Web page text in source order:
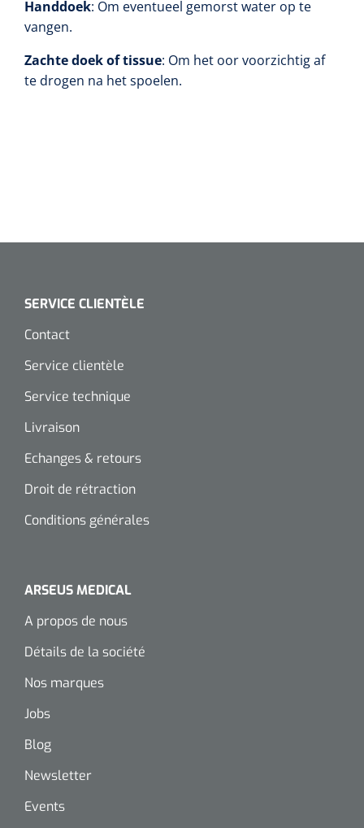
Handdoek: Om eventueel gemorst water op te
vangen.
Zachte doek of tissue: Om het oor voorzichtig af
te drogen na het spoelen.
SERVICE CLIENTÈLE
Contact
Service clientèle
Service technique
Livraison
Echanges & retours
Droit de rétraction
Conditions générales
ARSEUS MEDICAL
A propos de nous
Détails de la société
Nos marques
Jobs
Blog
Newsletter
Events